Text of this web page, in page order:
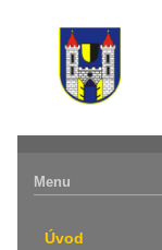
Menu
Úvod